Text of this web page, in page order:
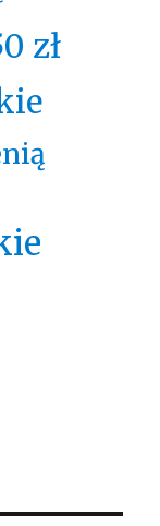
zł